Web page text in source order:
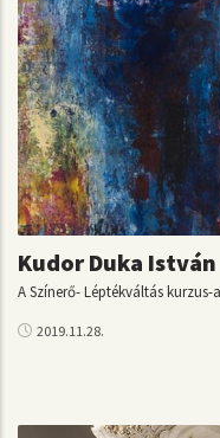
Kudor Duka István
A Színerő- Léptékváltás
2019.11.28.